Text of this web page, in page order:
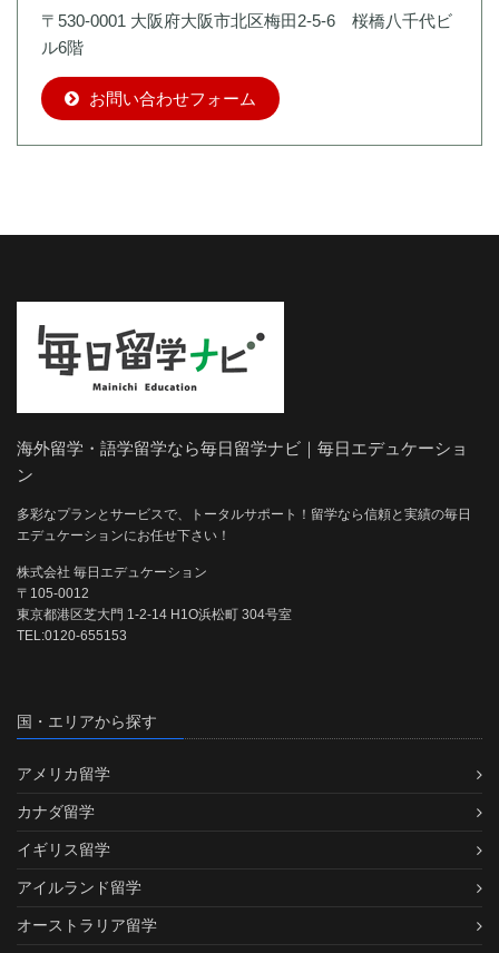
〒530-0001 大阪府大阪市北区梅田2-5-6 桜橋八千代ビ
ル6階
お問い合わせフォーム
海外留学・語学留学なら毎日留学ナビ｜毎日エデュケーショ
ン
多彩なプランとサービスで、トータルサポート！留学なら信頼と実績の毎日
エデュケーションにお任せ下さい！
株式会社 毎日エデュケーション
〒105-0012
東京都港区芝大門 1-2-14 H1O浜松町 304号室
TEL:0120-655153
国・エリアから探す
アメリカ留学
カナダ留学
イギリス留学
アイルランド留学
オーストラリア留学